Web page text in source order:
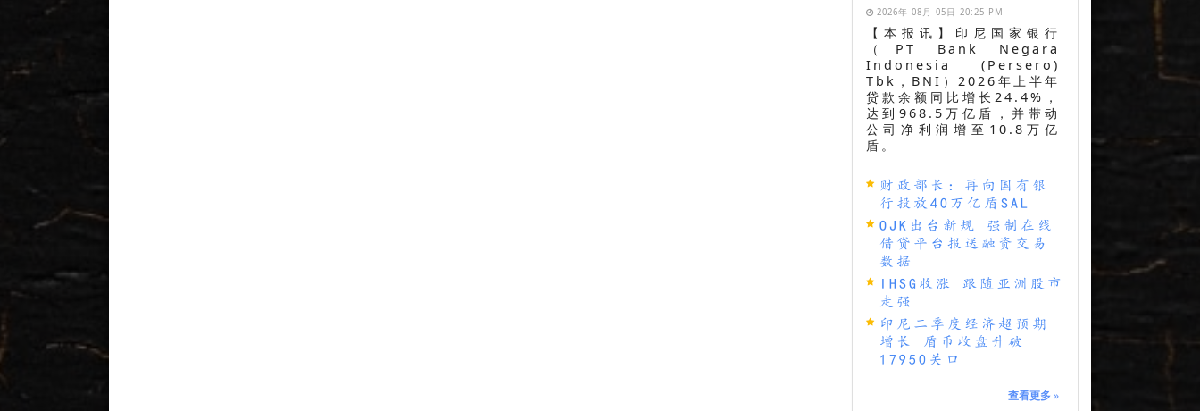
2026年 08月 05日 20:25 PM
【本报讯】印尼国家银行
（PT Bank Negara
Indonesia (Persero)
Tbk，BNI）2026年上半年
贷款余额同比增长24.4%，
达到968.5万亿盾，并带动
公司净利润增至10.8万亿
盾。
财政部长：再向国有银
行投放40万亿盾SAL
OJK出台新规 强制在线
借贷平台报送融资交易
数据
IHSG收涨 跟随亚洲股市
走强
印尼二季度经济超预期
增长 盾币收盘升破
17950关口
查看更多 »